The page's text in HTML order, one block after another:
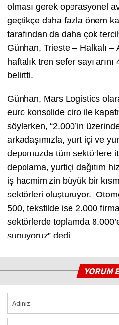
olması gerek operasyonel
geçtikçe daha fazla önem
tarafından da daha çok
Günhan, Trieste – Halkalı –
haftalık tren sefer sayılarını
belirtti.
Günhan, Mars Logistics
euro konsolide ciro ile
söylerken, “2.000’in
arkadaşımızla, yurt içi ve
depomuzda tüm sektörlere
depolama, yurtiçi dağıtım
iş hacmimizin büyük bir
sektörleri oluşturuyor.
500, tekstilde ise 2.000
sektörlerde toplamda
sunuyoruz” dedi.
YORUM